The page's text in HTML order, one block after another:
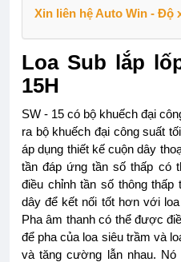
Xin liên hệ Auto Win - Độ
Loa Sub lắp
15H
SW - 15 có bộ khuếch đại
ra bộ khuếch đại công suất
áp dụng thiết kế cuộn dây
tần đáp ứng tần số thấp có
điều chỉnh tần số thông thấp
dây để kết nối tốt hơn với
Pha âm thanh có thể được
để pha của loa siêu trầm và
và tăng cường lẫn nhau.